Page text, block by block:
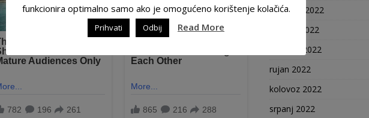
prosinac 2022
studeni 2022
listopad 2022
rujan 2022
kolovoz 2022
srpanj 2022
funkcionira optimalno samo ako je omogućeno korištenje kolačića.
Prihvati Odbij Read More